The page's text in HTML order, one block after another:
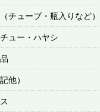
チューブ・瓶入りなど）
ュー・ハヤシ
他）